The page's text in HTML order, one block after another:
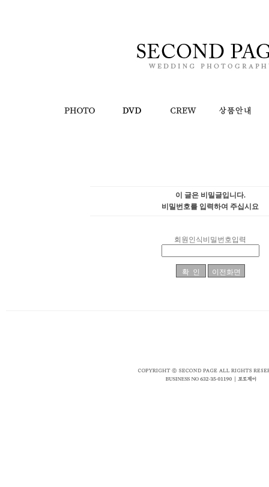
이 글은 비밀글입니다.
비밀번호를 입력하여 주십시요
회원인식비밀번호입력